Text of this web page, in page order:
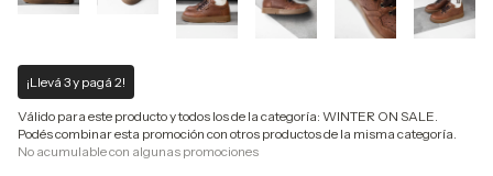
¡Llevá 3 y pagá 2!
Válido para este producto y todos los de la categoría: WINTER ON SALE.
Podés combinar esta promoción con otros productos de la misma categoría.
No acumulable con algunas promociones